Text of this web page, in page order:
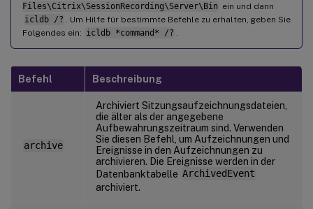
Files\Citrix\SessionRecording\Server\Bin ein und dann
icldb /?
. Um Hilfe für bestimmte Befehle zu erhalten, geben Sie
Folgendes ein: icldb *command* /?
Befehl Beschreibung
archive
Archiviert Sitzungsaufzeichnungsdateien,
die älter als der angegebene
Aufbewahrungszeitraum sind. Verwenden
Sie diesen Befehl, um Aufzeichnungen und
Ereignisse in den Aufzeichnungen zu
archivieren. Die Ereignisse werden in der
Datenbanktabelle ArchivedEvent
archiviert.